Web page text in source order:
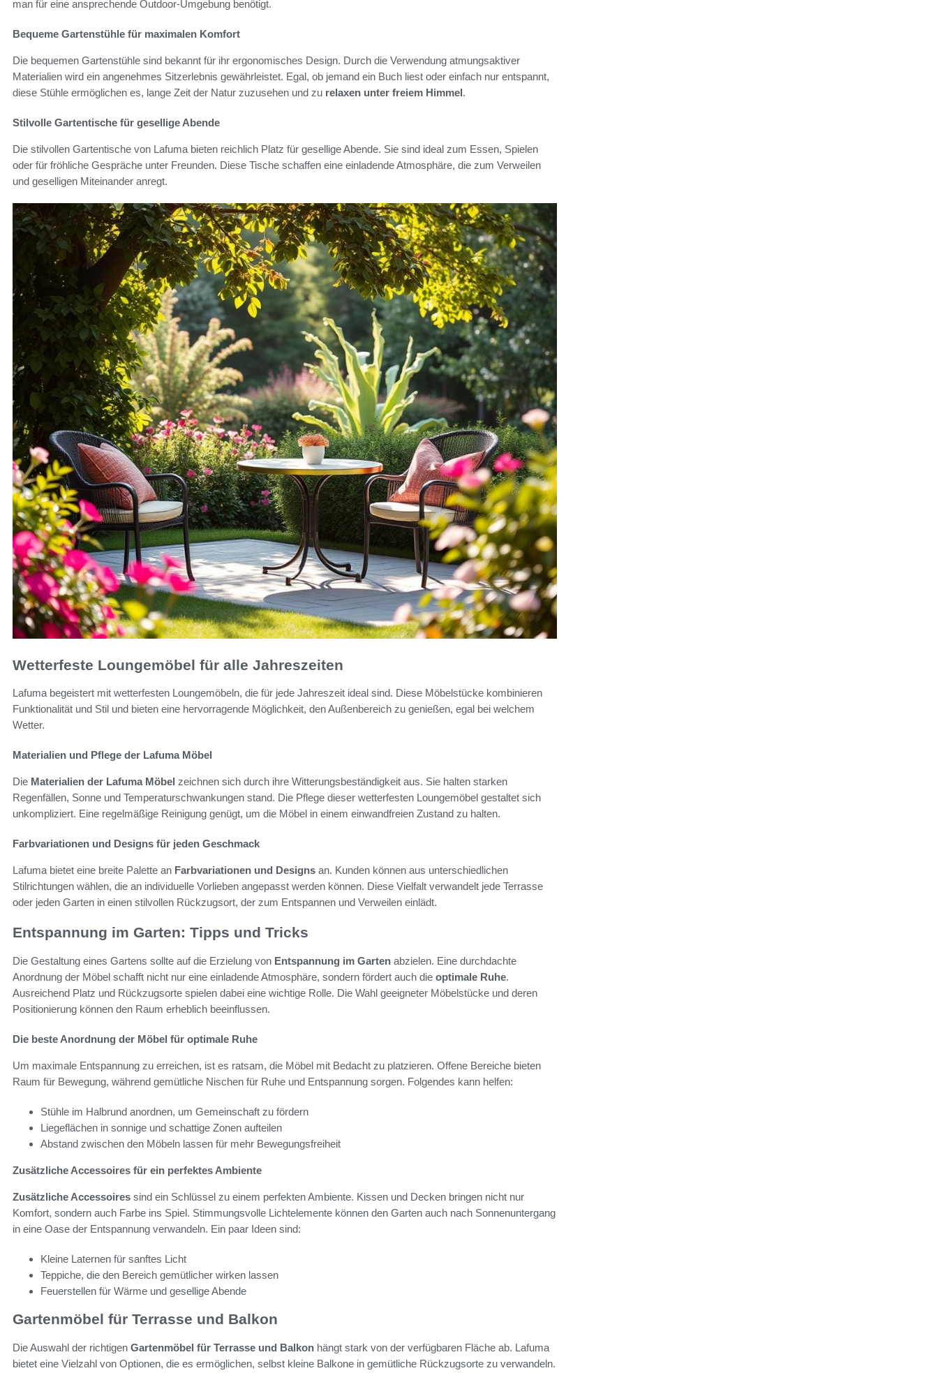
man für eine ansprechende Outdoor-Umgebung benötigt.
Bequeme Gartenstühle für maximalen Komfort
Die bequemen Gartenstühle sind bekannt für ihr ergonomisches Design. Durch die Verwendung atmungsaktiver
Materialien wird ein angenehmes Sitzerlebnis gewährleistet. Egal, ob jemand ein Buch liest oder einfach nur entspannt,
diese Stühle ermöglichen es, lange Zeit der Natur zuzusehen und zu relaxen unter freiem Himmel.
Stilvolle Gartentische für gesellige Abende
Die stilvollen Gartentische von Lafuma bieten reichlich Platz für gesellige Abende. Sie sind ideal zum Essen, Spielen
oder für fröhliche Gespräche unter Freunden. Diese Tische schaffen eine einladende Atmosphäre, die zum Verweilen
und geselligen Miteinander anregt.
Wetterfeste Loungemöbel für alle Jahreszeiten
Lafuma begeistert mit wetterfesten Loungemöbeln, die für jede Jahreszeit ideal sind. Diese Möbelstücke kombinieren
Funktionalität und Stil und bieten eine hervorragende Möglichkeit, den Außenbereich zu genießen, egal bei welchem
Wetter.
Materialien und Pflege der Lafuma Möbel
Die Materialien der Lafuma Möbel zeichnen sich durch ihre Witterungsbeständigkeit aus. Sie halten starken
Regenfällen, Sonne und Temperaturschwankungen stand. Die Pflege dieser wetterfesten Loungemöbel gestaltet sich
unkompliziert. Eine regelmäßige Reinigung genügt, um die Möbel in einem einwandfreien Zustand zu halten.
Farbvariationen und Designs für jeden Geschmack
Lafuma bietet eine breite Palette an Farbvariationen und Designs an. Kunden können aus unterschiedlichen
Stilrichtungen wählen, die an individuelle Vorlieben angepasst werden können. Diese Vielfalt verwandelt jede Terrasse
oder jeden Garten in einen stilvollen Rückzugsort, der zum Entspannen und Verweilen einlädt.
Entspannung im Garten: Tipps und Tricks
Die Gestaltung eines Gartens sollte auf die Erzielung von Entspannung im Garten abzielen. Eine durchdachte
Anordnung der Möbel schafft nicht nur eine einladende Atmosphäre, sondern fördert auch die optimale Ruhe.
Ausreichend Platz und Rückzugsorte spielen dabei eine wichtige Rolle. Die Wahl geeigneter Möbelstücke und deren
Positionierung können den Raum erheblich beeinflussen.
Die beste Anordnung der Möbel für optimale Ruhe
Um maximale Entspannung zu erreichen, ist es ratsam, die Möbel mit Bedacht zu platzieren. Offene Bereiche bieten
Raum für Bewegung, während gemütliche Nischen für Ruhe und Entspannung sorgen. Folgendes kann helfen:
Stühle im Halbrund anordnen, um Gemeinschaft zu fördern
Liegeflächen in sonnige und schattige Zonen aufteilen
Abstand zwischen den Möbeln lassen für mehr Bewegungsfreiheit
Zusätzliche Accessoires für ein perfektes Ambiente
Zusätzliche Accessoires sind ein Schlüssel zu einem perfekten Ambiente. Kissen und Decken bringen nicht nur
Komfort, sondern auch Farbe ins Spiel. Stimmungsvolle Lichtelemente können den Garten auch nach Sonnenuntergang
in eine Oase der Entspannung verwandeln. Ein paar Ideen sind:
Kleine Laternen für sanftes Licht
Teppiche, die den Bereich gemütlicher wirken lassen
Feuerstellen für Wärme und gesellige Abende
Gartenmöbel für Terrasse und Balkon
Die Auswahl der richtigen Gartenmöbel für Terrasse und Balkon hängt stark von der verfügbaren Fläche ab. Lafuma
bietet eine Vielzahl von Optionen, die es ermöglichen, selbst kleine Balkone in gemütliche Rückzugsorte zu verwandeln.